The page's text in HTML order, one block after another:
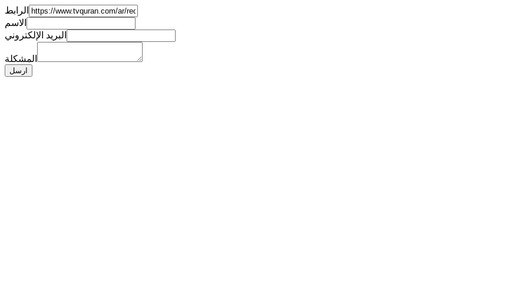
الرابط
الاسم
البريد الإلكتروني
المشكلة
ارسل